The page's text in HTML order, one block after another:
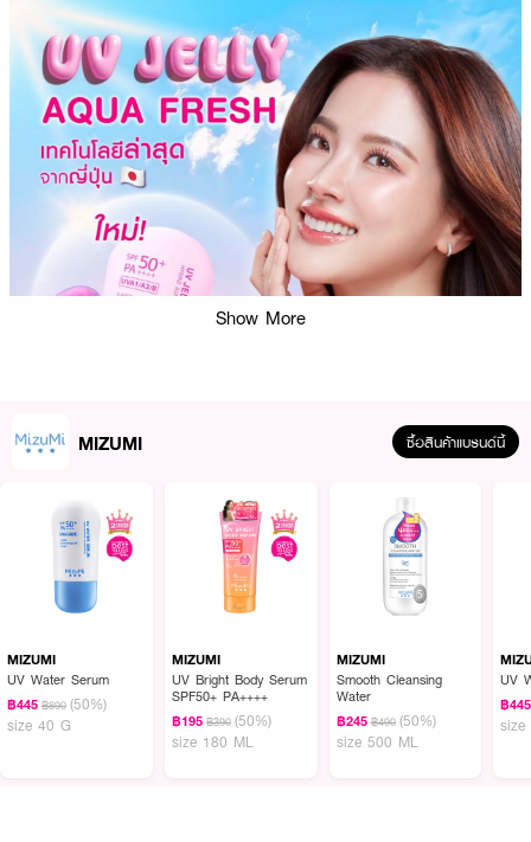
Show More
MIZUMI ซื้อสินค้าแบรนด์นี้
MIZUMI
UV Water Serum
฿445 ฿890 (50%)
size 40 G
MIZUMI
UV Bright Body Serum
SPF50+ PA++++
฿195 ฿390 (50%)
size 180 ML
MIZUMI
Smooth Cleansing
Water
฿245 ฿490 (50%)
size 500 ML
UV
฿445
size